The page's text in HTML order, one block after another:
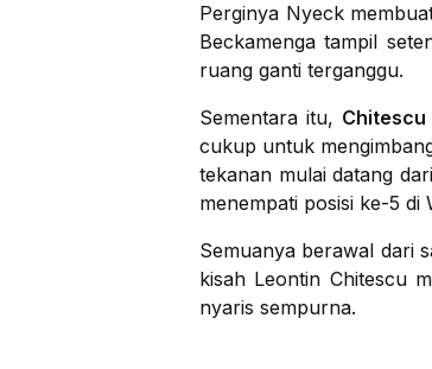
Perginya Nyeck
Beckamenga tampil
ruang ganti terganggu.
Sementara itu,
cukup untuk
tekanan mulai datang
menempati posisi ke-5 di
Semuanya berawal dari
kisah Leontin Chitescu
nyaris sempurna.